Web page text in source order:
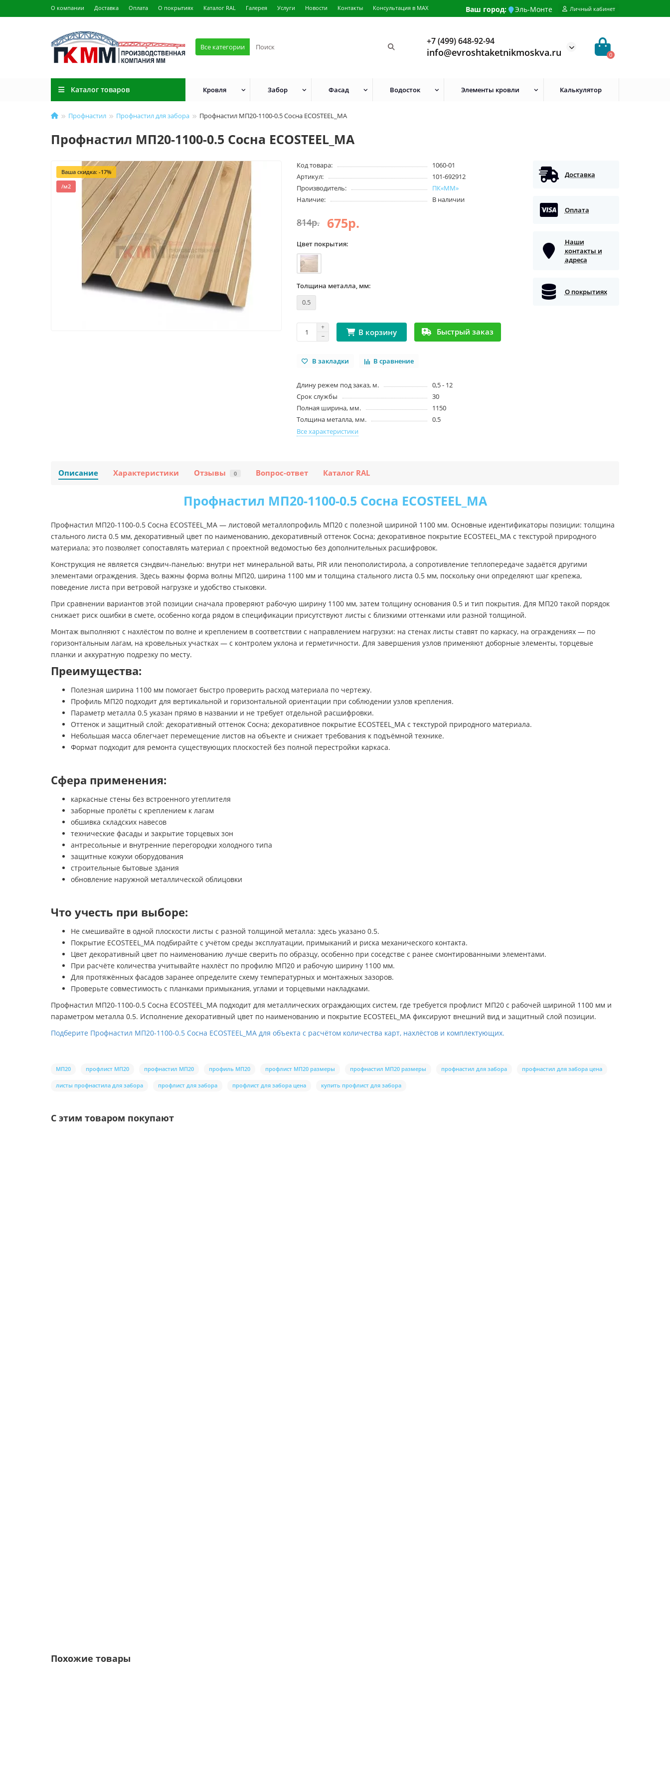
О компании Доставка Оплата О покрытиях Каталог RAL Галерея Услуги Новости Контакты Консультация в MAX Ваш город: Эль-Монте Личный кабинет
Все категории
+7 (499) 648-92-94
info@evroshtaketnikmoskva.ru 0
Каталог товаров Кровля Забор Фасад Водосток Элементы кровли Калькулятор
Профнастил Профнастил для забора Профнастил МП20-1100-0.5 Сосна ECOSTEEL_MA
Профнастил МП20-1100-0.5 Сосна ECOSTEEL_MA
Ваша скидка: -17%
/м2
Код товара:
1060-01
Артикул:
101-692912
Производитель:
ПК«ММ»
Наличие:
В наличии
814р. 675р.
Цвет покрытия:
Толщина металла, мм:
0.5
В корзину Быстрый заказ
В закладки В сравнение
Длину режем под заказ, м.
0,5 - 12
Срок службы
30
Полная ширина, мм.
1150
Толщина металла, мм.
0.5
Все характеристики
Доставка
Оплата
Наши
контакты и
адреса
О покрытиях
Описание Характеристики Отзывы 0 Вопрос-ответ Каталог RAL
Профнастил МП20-1100-0.5 Сосна ECOSTEEL_MA
Профнастил МП20-1100-0.5 Сосна ECOSTEEL_MA — листовой металлопрофиль МП20 с полезной шириной 1100 мм. Основные идентификаторы позиции: толщина
стального листа 0.5 мм, декоративный цвет по наименованию, декоративный оттенок Сосна; декоративное покрытие ECOSTEEL_MA с текстурой природного
материала; это позволяет сопоставлять материал с проектной ведомостью без дополнительных расшифровок.
Конструкция не является сэндвич-панелью: внутри нет минеральной ваты, PIR или пенополистирола, а сопротивление теплопередаче задаётся другими
элементами ограждения. Здесь важны форма волны МП20, ширина 1100 мм и толщина стального листа 0.5 мм, поскольку они определяют шаг крепежа,
поведение листа при ветровой нагрузке и удобство стыковки.
При сравнении вариантов этой позиции сначала проверяют рабочую ширину 1100 мм, затем толщину основания 0.5 и тип покрытия. Для МП20 такой порядок
снижает риск ошибки в смете, особенно когда рядом в спецификации присутствуют листы с близкими оттенками или разной толщиной.
Монтаж выполняют с нахлёстом по волне и креплением в соответствии с направлением нагрузки: на стенах листы ставят по каркасу, на ограждениях — по
горизонтальным лагам, на кровельных участках — с контролем уклона и герметичности. Для завершения узлов применяют доборные элементы, торцевые
планки и аккуратную подрезку по месту.
Преимущества:
Полезная ширина 1100 мм помогает быстро проверить расход материала по чертежу.
Профиль МП20 подходит для вертикальной и горизонтальной ориентации при соблюдении узлов крепления.
Параметр металла 0.5 указан прямо в названии и не требует отдельной расшифровки.
Оттенок и защитный слой: декоративный оттенок Сосна; декоративное покрытие ECOSTEEL_MA с текстурой природного материала.
Небольшая масса облегчает перемещение листов на объекте и снижает требования к подъёмной технике.
Формат подходит для ремонта существующих плоскостей без полной перестройки каркаса.
Сфера применения:
каркасные стены без встроенного утеплителя
заборные пролёты с креплением к лагам
обшивка складских навесов
технические фасады и закрытие торцевых зон
антресольные и внутренние перегородки холодного типа
защитные кожухи оборудования
строительные бытовые здания
обновление наружной металлической облицовки
Что учесть при выборе:
Не смешивайте в одной плоскости листы с разной толщиной металла: здесь указано 0.5.
Покрытие ECOSTEEL_MA подбирайте с учётом среды эксплуатации, примыканий и риска механического контакта.
Цвет декоративный цвет по наименованию лучше сверить по образцу, особенно при соседстве с ранее смонтированными элементами.
При расчёте количества учитывайте нахлёст по профилю МП20 и рабочую ширину 1100 мм.
Для протяжённых фасадов заранее определите схему температурных и монтажных зазоров.
Проверьте совместимость с планками примыкания, углами и торцевыми накладками.
Профнастил МП20-1100-0.5 Сосна ECOSTEEL_MA подходит для металлических ограждающих систем, где требуется профлист МП20 с рабочей шириной 1100 мм и
параметром металла 0.5. Исполнение декоративный цвет по наименованию и покрытие ECOSTEEL_MA фиксируют внешний вид и защитный слой позиции.
Подберите Профнастил МП20-1100-0.5 Сосна ECOSTEEL_MA для объекта с расчётом количества карт, нахлёстов и комплектующих.
МП20 профлист МП20 профнастил МП20 профиль МП20 профлист МП20 размеры профнастил МП20 размеры профнастил для забора профнастил для забора цена
листы профнастила для забора профлист для забора профлист для забора цена купить профлист для забора
С этим товаром покупают
Похожие товары